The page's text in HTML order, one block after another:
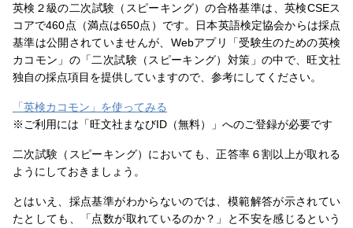
英検２級の二次試験（スピーキング）の合格基準は、英検CSEス
コアで460点（満点は650点）です。日本英語検定協会からは採点
基準は公開されていませんが、Webアプリ「受験生のための英検
カコモン」の「二次試験（スピーキング）対策」の中で、旺文社
独自の採点項目を提供していますので、参考にしてください。
「英検カコモン」を使ってみる
※ご利用には「旺文社まなびID（無料）」へのご登録が必要です
二次試験（スピーキング）においても、正答率６割以上が取れる
ようにしておきましょう。
とはいえ、採点基準がわからないのでは、模範解答が示されてい
たとしても、「点数が取れているのか？」と不安を感じるという